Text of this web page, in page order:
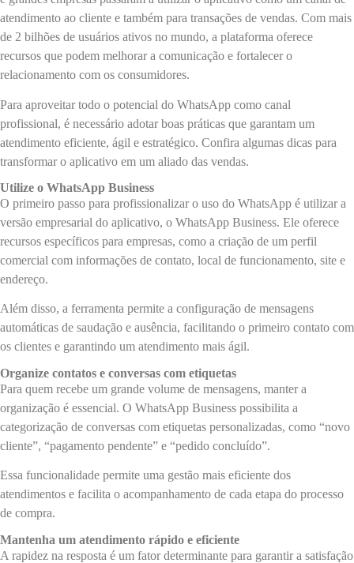
atendimento ao cliente e também para transações de vendas. Com mais
de 2 bilhões de usuários ativos no mundo, a plataforma oferece
recursos que podem melhorar a comunicação e fortalecer o
relacionamento com os consumidores.
Para aproveitar todo o potencial do WhatsApp como canal
profissional, é necessário adotar boas práticas que garantam um
atendimento eficiente, ágil e estratégico. Confira algumas dicas para
transformar o aplicativo em um aliado das vendas.
Utilize o WhatsApp Business
O primeiro passo para profissionalizar o uso do WhatsApp é utilizar a
versão empresarial do aplicativo, o WhatsApp Business. Ele oferece
recursos específicos para empresas, como a criação de um perfil
comercial com informações de contato, local de funcionamento, site e
endereço.
Além disso, a ferramenta permite a configuração de mensagens
automáticas de saudação e ausência, facilitando o primeiro contato com
os clientes e garantindo um atendimento mais ágil.
Organize contatos e conversas com etiquetas
Para quem recebe um grande volume de mensagens, manter a
organização é essencial. O WhatsApp Business possibilita a
categorização de conversas com etiquetas personalizadas, como “novo
cliente”, “pagamento pendente” e “pedido concluído”.
Essa funcionalidade permite uma gestão mais eficiente dos
atendimentos e facilita o acompanhamento de cada etapa do processo
de compra.
Mantenha um atendimento rápido e eficiente
A rapidez na resposta é um fator determinante para garantir a satisfação